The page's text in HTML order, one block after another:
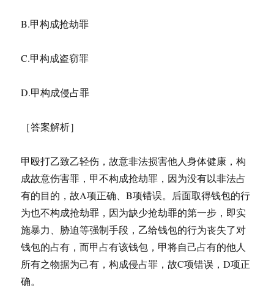
B.甲构成抢劫罪
C.甲构成盗窃罪​
D.甲构成侵占罪
［答案解析］
甲殴打乙致乙轻伤，故意非法损害他人身体健康，构
成故意伤害罪，甲不构成抢劫罪，因为没有以非法占
有的目的，故A项正确、B项错误。后面取得钱包的行
为也不构成抢劫罪，因为缺少抢劫罪的第一步，即实
施暴力、胁迫等强制手段，乙给钱包的行为丧失了对
钱包的占有，而甲占有该钱包，甲将自己占有的他人
所有之物据为己有，构成侵占罪，故C项错误，D项正
确。